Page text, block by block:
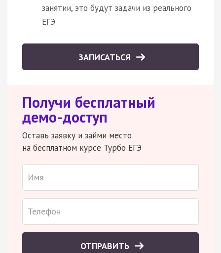
занятии, это будут задачи из реального
ЕГЭ
ЗАПИСАТЬСЯ
Получи бесплатный
демо-доступ
Оставь заявку и займи место
на бесплатном курсе Турбо ЕГЭ
ОТПРАВИТЬ